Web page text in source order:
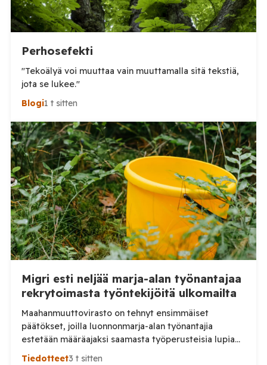
Perhosefekti
"Tekoälyä voi muuttaa vain muuttamalla sitä tekstiä,
jota se lukee."
Blogi1 t sitten
Migri esti neljää marja-alan työnantajaa
rekrytoimasta työntekijöitä ulkomailta
Maahanmuuttovirasto on tehnyt ensimmäiset
päätökset, joilla luonnonmarja-alan työnantajia
estetään määräajaksi saamasta työperusteisia lupia
ulkomailta rekrytoitaville työntekijöille. Päätösten
Tiedotteet3 t sitten